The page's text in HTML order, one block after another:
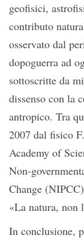
geofisici,
contributo
osservato dal
dopoguerra ad
sottoscritte da
dissenso con la
antropico. Tra
2007 dal fisico
Academy of
Non-
Change
«La natura, non
In conclusione,